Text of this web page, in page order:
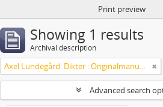
Print preview
Showing 1 results
Archival description
Axel Lundegård: Dikter : Originalmanuskript
Advanced search